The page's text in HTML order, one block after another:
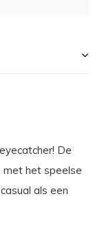
De
met het speelse
als een